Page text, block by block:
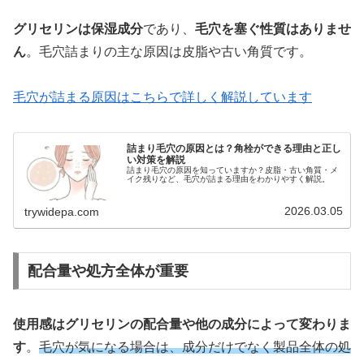
グリセリンは保湿成分であり、 毛穴を塞ぐ性質はありませ
ん。毛穴詰まりの主な原因は皮脂や古い角質です。
毛穴が詰まる原因はこちらで詳しく解説しています
詰まり毛穴の原因とは？角栓ができる理由と正し
い対策を解説
詰まり毛穴の原因を知っていますか？皮脂・古い角質・メ
イク残りなど、毛穴が詰まる理由をわかりやすく解説。
trywidepa.com 2026.03.05
配合量や処方全体が重要
使用感はグリセリンの配合量や他の成分によって変わりま
す。 毛穴が気になる場合は、成分だけでなく製品全体の処